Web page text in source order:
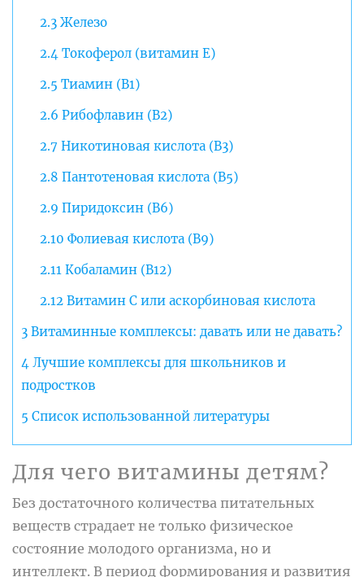
2.3Железо
2.4Токоферол (витамин E)
2.5 Тиамин (B1)
2.6 Рибофлавин (B2)
2.7 Никотиновая кислота (B3)
2.8 Пантотеновая кислота (B5)
2.9 Пиридоксин (B6)
2.10 Фолиевая кислота (B9)
2.11Кобаламин (B12)
2.12Витамин C или аскорбиновая кислота
3 Витаминные комплексы: давать или не давать?
4 Лучшие комплексы для школьников и
подростков
5 Список использованной литературы
Для чего витамины детям?
Без достаточного количества питательных
веществ страдает не только физическое
состояние молодого организма, но и
интеллект. В период формирования и развития